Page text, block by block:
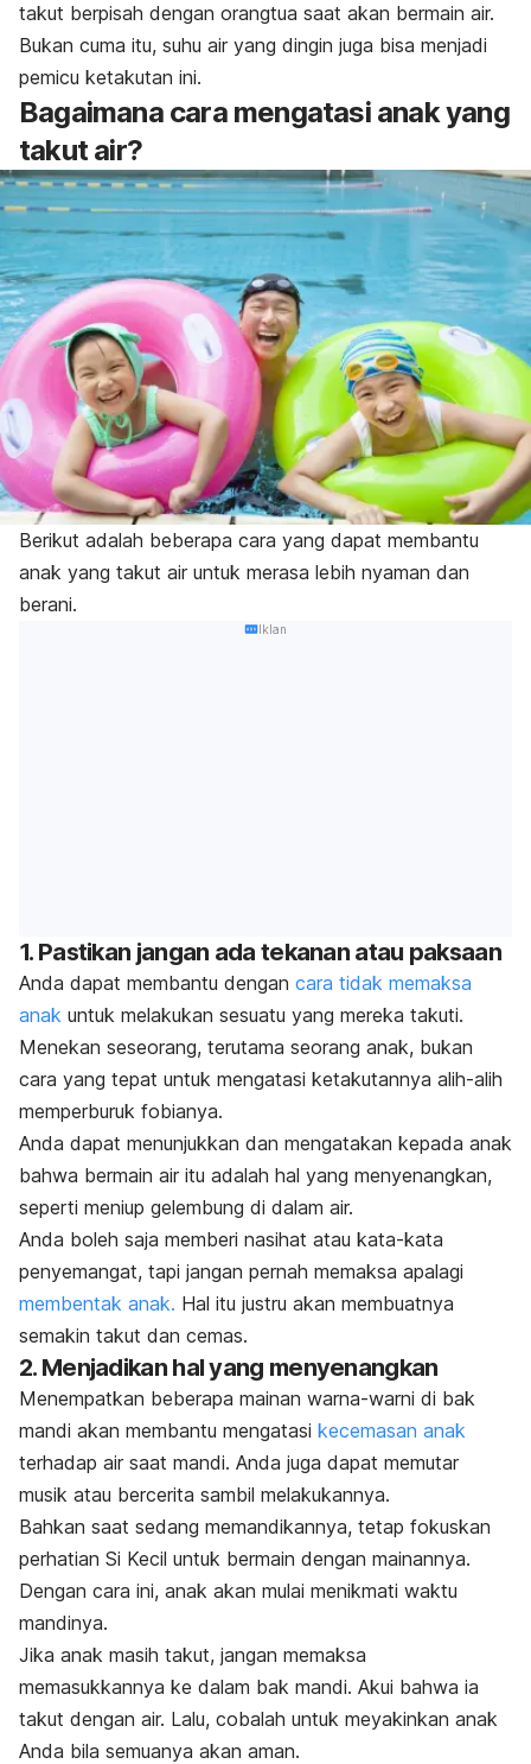
takut berpisah dengan orangtua saat akan bermain air.
Bukan cuma itu, suhu air yang dingin juga bisa menjadi
pemicu ketakutan ini.
Bagaimana cara mengatasi anak yang
takut air?
Berikut adalah beberapa cara yang dapat membantu
anak yang takut air untuk merasa lebih nyaman dan
berani.
Iklan
1. Pastikan jangan ada tekanan atau paksaan
Anda dapat membantu dengan cara tidak memaksa
anak untuk melakukan sesuatu yang mereka takuti.
Menekan seseorang, terutama seorang anak, bukan
cara yang tepat untuk mengatasi ketakutannya alih-alih
memperburuk fobianya.
Anda dapat menunjukkan dan mengatakan kepada anak
bahwa bermain air itu adalah hal yang menyenangkan,
seperti meniup gelembung di dalam air.
Anda boleh saja memberi nasihat atau kata-kata
penyemangat, tapi jangan pernah memaksa apalagi
membentak anak. Hal itu justru akan membuatnya
semakin takut dan cemas.
2. Menjadikan hal yang menyenangkan
Menempatkan beberapa mainan warna-warni di bak
mandi akan membantu mengatasi kecemasan anak
terhadap air saat mandi. Anda juga dapat memutar
musik atau bercerita sambil melakukannya.
Bahkan saat sedang memandikannya, tetap fokuskan
perhatian Si Kecil untuk bermain dengan mainannya.
Dengan cara ini, anak akan mulai menikmati waktu
mandinya.
Jika anak masih takut, jangan memaksa
memasukkannya ke dalam bak mandi. Akui bahwa ia
takut dengan air. Lalu, cobalah untuk meyakinkan anak
Anda bila semuanya akan aman.